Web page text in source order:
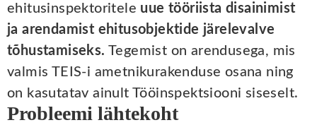
ehitusinspektoritele uue tööriista disainimist
ja arendamist ehitusobjektide järelevalve
tõhustamiseks. Tegemist on arendusega, mis
valmis TEIS-i ametnikurakenduse osana ning
on kasutatav ainult Tööinspektsiooni siseselt.
Probleemi lähtekoht